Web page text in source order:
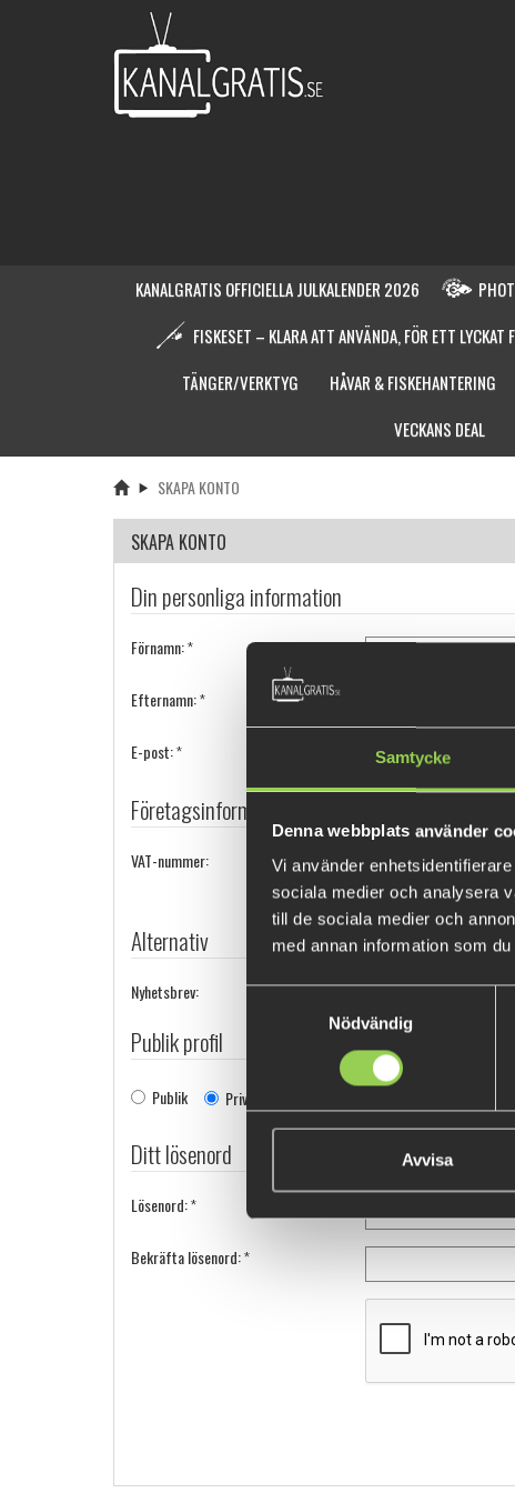
Samtycke
Denna webbplats använder
Vi använder
sociala medier och analysera
till de sociala medier och
med annan information som
Nödvändig
Avvisa
KANALGRATIS OFFICIELLA JULKALENDER 2026
FISKESET – KLARA ATT ANVÄNDA, FÖR ETT LYCKAT
TÄNGER/VERKTYG
HÅVAR & FISKEHANTERING
VECKANS DEAL
SKAPA KONTO
SKAPA KONTO
Din personliga information
Förnamn:*
Efternamn:*
E-post:*
Företagsinformation (valfri)
VAT-nummer:
Notera: Ange VAT-
Alternativ
Nyhetsbrev:
Publik profil
Publik Privat
Ditt lösenord
Lösenord:*
Bekräfta lösenord:*